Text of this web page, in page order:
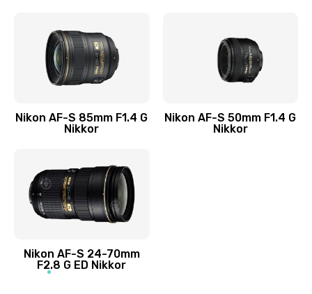
Nikon AF-S 85mm F1.4 G
Nikkor
Nikon AF-S 50mm F1.4 G
Nikkor
Nikon AF-S 24-70mm
F2.8 G ED Nikkor